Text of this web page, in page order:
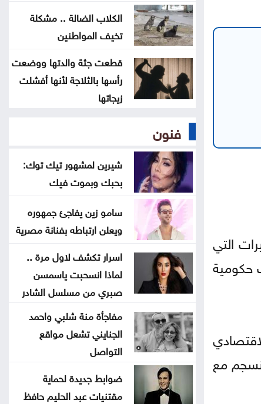
التي
حكومية
مع
ماذا يحدث لدماغك عند تناول الفول
السوداني يوميًا؟
كيف يخدعنا الذكاء الاصطناعي
بمخرجات مصقولة بلا جوهر
الكلاب الضالة .. مشكلة
تخيف المواطنين
قطعت جثة والدتها ووضعت
رأسها بالثلاجة لأنها أفشلت
زيجاتها
فنون
شيرين لمشهور تيك توك:
بحبك وبموت فيك
سامو زين يفاجئ جمهوره
ويعلن ارتباطه بفنانة مصرية
اسرار تكشف لاول مرة ..
لماذا انسحبت ياسمسن
صبري من مسلسل الشادر
مفاجأة منة شلبي واحمد
الجنايني تشعل مواقع
التواصل
ضوابط جديدة لحماية
مقتنيات عبد الحليم حافظ